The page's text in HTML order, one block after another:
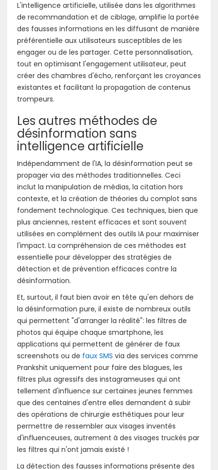
L'intelligence artificielle, utilisée dans les algorithmes
de recommandation et de ciblage, amplifie la portée
des fausses informations en les diffusant de manière
préférentielle aux utilisateurs susceptibles de les
engager ou de les partager. Cette personnalisation,
tout en optimisant l'engagement utilisateur, peut
créer des chambres d'écho, renforçant les croyances
existantes et facilitant la propagation de contenus
trompeurs.
Les autres méthodes de
désinformation sans
intelligence artificielle
Indépendamment de l'IA, la désinformation peut se
propager via des méthodes traditionnelles. Ceci
inclut la manipulation de médias, la citation hors
contexte, et la création de théories du complot sans
fondement technologique. Ces techniques, bien que
plus anciennes, restent efficaces et sont souvent
utilisées en complément des outils IA pour maximiser
l'impact. La compréhension de ces méthodes est
essentielle pour développer des stratégies de
détection et de prévention efficaces contre la
désinformation.
Et, surtout, il faut bien avoir en tête qu'en dehors de
la désinformation pure, il existe de nombreux outils
qui permettent "d'arranger la réalité": les filtres de
photos qui équipe chaque smartphone, les
applications qui permettent de générer de faux
screenshots ou de faux SMS via des services comme
Prankshit uniquement pour faire des blagues, les
filtres plus agressifs des instagrameuses qui ont
tellement d'influence sur certaines jeunes femmes
que des centaines d'entre elles demandent à subir
des opérations de chirurgie esthétiques pour leur
permettre de ressembler aux visages inventés
d'influenceuses, autrement à des visages truckés par
les filtres qui n'ont jamais existé !
La détection des fausses informations présente des